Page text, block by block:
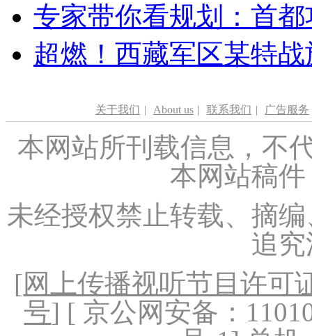
专家带你看规划：首
超燃！西藏军区某特
关于我们 | About us | 联系我们 | 广告服务
本网站所刊载信息，不
本网站稿
未经授权禁止转载、摘
追
[网上传播视听节目许可
号] [ 京公网安备：